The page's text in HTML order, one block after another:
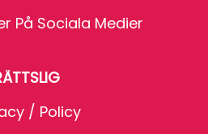
På Sociala Medier
/ Policy